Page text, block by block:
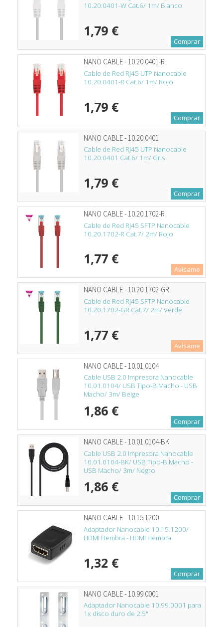
10.20.0401-W Cat.6/ 1m/ Blanco
1,79 €
Comprar
NANO CABLE - 10.20.0401-R
Cable de Red RJ45 UTP Nanocable
10.20.0401-R Cat.6/ 1m/ Rojo
1,79 €
Comprar
NANO CABLE - 10.20.0401
Cable de Red RJ45 UTP Nanocable
10.20.0401 Cat.6/ 1m/ Gris
1,79 €
Comprar
NANO CABLE - 10.20.1702-R
Cable de Red RJ45 SFTP Nanocable
10.20.1702-R Cat.7/ 2m/ Rojo
1,77 €
Avísame
NANO CABLE - 10.20.1702-GR
Cable de Red RJ45 SFTP Nanocable
10.20.1702-GR Cat.7/ 2m/ Verde
1,77 €
Avísame
NANO CABLE - 10.01.0104
Cable USB 2.0 Impresora Nanocable
10.01.0104/ USB Tipo-B Macho - USB
Macho/ 3m/ Beige
1,86 €
Comprar
NANO CABLE - 10.01.0104-BK
Cable USB 2.0 Impresora Nanocable
10.01.0104-BK/ USB Tipo-B Macho -
USB Macho/ 3m/ Negro
1,86 €
Comprar
NANO CABLE - 10.15.1200
Adaptador Nanocable 10.15.1200/
HDMI Hembra - HDMI Hembra
1,32 €
Comprar
NANO CABLE - 10.99.0001
Adaptador Nanocable 10.99.0001 para
1x disco duro de 2.5"